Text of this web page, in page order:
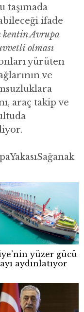
taşımada
ifade
kentin Avrupa
olması
yürüten
ve
araç takip ve
yüzer gücü
aydınlatıyor